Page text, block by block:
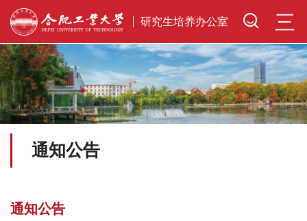
研究生培养办公室 三
通知公告
通知公告